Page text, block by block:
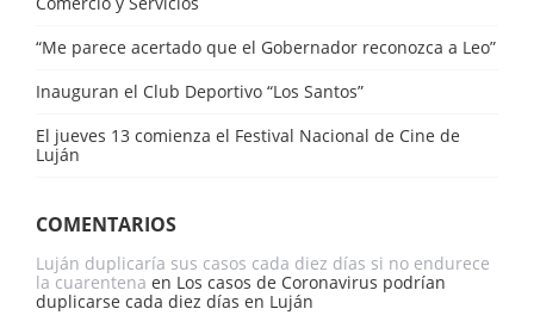
“Me parece acertado que el Gobernador reconozca a Leo”
Inauguran el Club Deportivo “Los Santos”
El jueves 13 comienza el Festival Nacional de Cine de
Luján
COMENTARIOS
Luján duplicaría sus casos cada diez días si no endurece
la cuarentena en Los casos de Coronavirus podrían
duplicarse cada diez días en Luján